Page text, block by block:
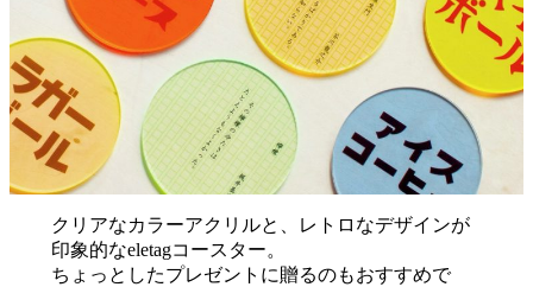
クリアなカラーアクリルと、レトロなデザインが
印象的なeletagコースター。
ちょっとしたプレゼントに贈るのもおすすめで